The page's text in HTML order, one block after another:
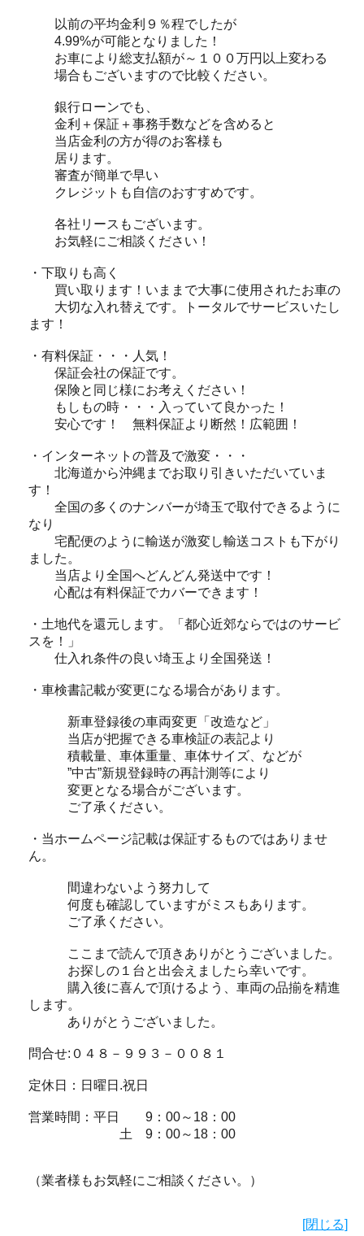
以前の平均金利９％程でしたが
4.99%が可能となりました！
お車により総支払額が～１００万円以上変わる
場合もございますので比較ください。
銀行ローンでも、
金利＋保証＋事務手数などを含めると
当店金利の方が得のお客様も
居ります。
審査が簡単で早い
クレジットも自信のおすすめです。
各社リースもございます。
お気軽にご相談ください！
・下取りも高く
買い取ります！いままで大事に使用されたお車の
大切な入れ替えです。トータルでサービスいたし
ます！
・有料保証・・・人気！
保証会社の保証です。
保険と同じ様にお考えください！
もしもの時・・・入っていて良かった！
安心です！ 無料保証より断然！広範囲！
・インターネットの普及で激変・・・
北海道から沖縄までお取り引きいただいていま
す！
全国の多くのナンバーが埼玉で取付できるように
なり
宅配便のように輸送が激変し輸送コストも下がり
ました。
当店より全国へどんどん発送中です！
心配は有料保証でカバーできます！
・土地代を還元します。「都心近郊ならではのサービ
スを！」
仕入れ条件の良い埼玉より全国発送！
・車検書記載が変更になる場合があります。
新車登録後の車両変更「改造など」
当店が把握できる車検証の表記より
積載量、車体重量、車体サイズ、などが
”中古”新規登録時の再計測等により
変更となる場合がございます。
ご了承ください。
・当ホームページ記載は保証するものではありませ
ん。
間違わないよう努力して
何度も確認していますがミスもあります。
ご了承ください。
ここまで読んで頂きありがとうございました。
お探しの１台と出会えましたら幸いです。
購入後に喜んで頂けるよう、車両の品揃を精進
します。
ありがとうございました。
問合せ:０４８－９９３－００８１
定休日：日曜日.祝日
営業時間：平日 9：00～18：00
土 9：00～18：00
（業者様もお気軽にご相談ください。）
[閉じる]